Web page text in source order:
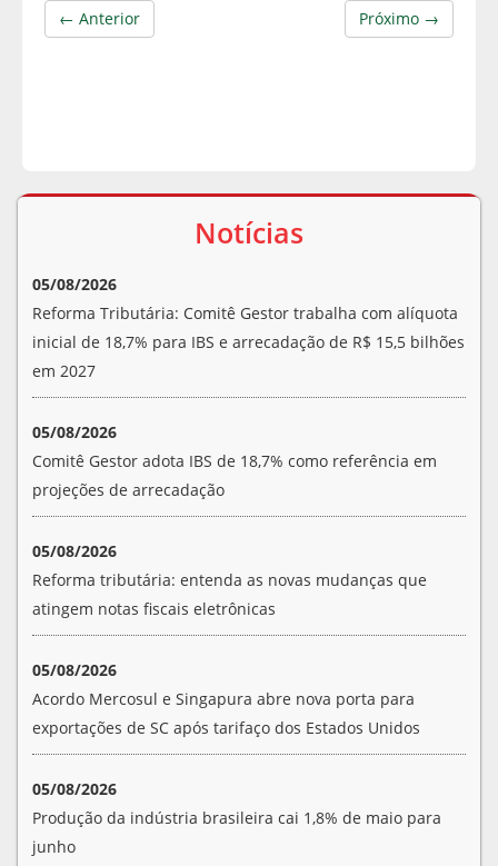
Próximo →
← Anterior
Notícias
05/08/2026
Reforma Tributária: Comitê Gestor trabalha com alíquota
inicial de 18,7% para IBS e arrecadação de R$ 15,5 bilhões
em 2027
05/08/2026
Comitê Gestor adota IBS de 18,7% como referência em
projeções de arrecadação
05/08/2026
Reforma tributária: entenda as novas mudanças que
atingem notas fiscais eletrônicas
05/08/2026
Acordo Mercosul e Singapura abre nova porta para
exportações de SC após tarifaço dos Estados Unidos
05/08/2026
Produção da indústria brasileira cai 1,8% de maio para
junho